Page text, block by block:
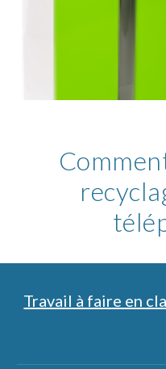
Travail à faire en